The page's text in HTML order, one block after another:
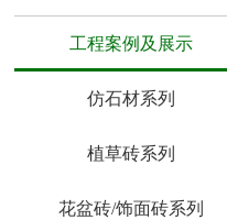
工程案例及展示
仿石材系列
植草砖系列
花盆砖/饰面砖系列